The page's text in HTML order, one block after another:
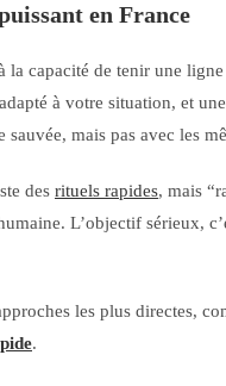
en France
la capacité de tenir une
à votre situation, et
mais pas avec les
des rituels rapides, mais
L’objectif sérieux,
les plus directes,
.